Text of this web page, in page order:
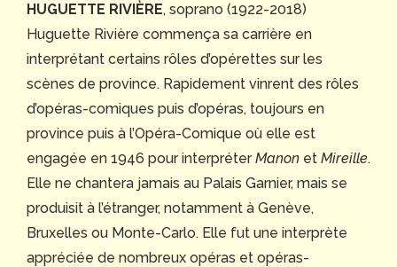
HUGUETTE RIVIÈRE, soprano (1922-2018)
Huguette Rivière commença sa carrière en
interprétant certains rôles d’opérettes sur les
scènes de province. Rapidement vinrent des rôles
d’opéras-comiques puis d’opéras, toujours en
province puis à l’Opéra-Comique où elle est
engagée en 1946 pour interpréterManon et Mireille.
Elle ne chantera jamais au Palais Garnier, mais se
produisit à l’étranger, notamment à Genève,
Bruxelles ou Monte-Carlo. Elle fut une interprète
appréciée de nombreux opéras et opéras-